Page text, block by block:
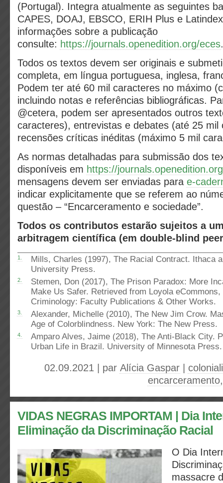
(Portugal). Integra atualmente as seguintes
CAPES, DOAJ, EBSCO, ERIH Plus e
informações sobre a publicação
consulte: https://journals.openedition.org/eces.
Todos os textos devem ser originais e
completa, em língua portuguesa, inglesa,
Podem ter até 60 mil caracteres no máximo
incluindo notas e referências bibliográficas.
@cetera, podem ser apresentados outros
caracteres), entrevistas e debates (até 25 mil
recensões críticas inéditas (máximo 5 mil
As normas detalhadas para submissão dos
disponíveis em https://
mensagens devem ser enviadas para e-
indicar explicitamente que se referem ao
questão – “Encarceramento e sociedade”.
Todos os contributos estarão sujeitos a
arbitragem científica (em double-blind
1.
Mills, Charles (1997), The Racial Contract. Ithaca
University Press.
2.
Stemen, Don (2017), The Prison Paradox: More
Make Us Safer. Retrieved from Loyola
Criminology: Faculty Publications & Other Works.
3.
Alexander, Michelle (2010), The New Jim Crow.
Age of Colorblindness. New York: The New Press.
4.
Amparo Alves, Jaime (2018), The Anti-Black City.
Urban Life in Brazil. University of Minnesota Press.
02.09.2021 | par Alícia Gaspar |
encarceramento
VIDAS NEGRAS IMPORTAM | Dia
Eliminação da Discriminação Racial
O Dia
massacre